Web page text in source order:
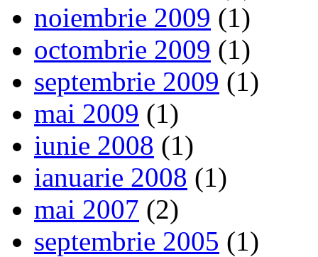
noiembrie 2009 (1)
octombrie 2009 (1)
septembrie 2009 (1)
mai 2009 (1)
iunie 2008 (1)
ianuarie 2008 (1)
mai 2007 (2)
septembrie 2005 (1)